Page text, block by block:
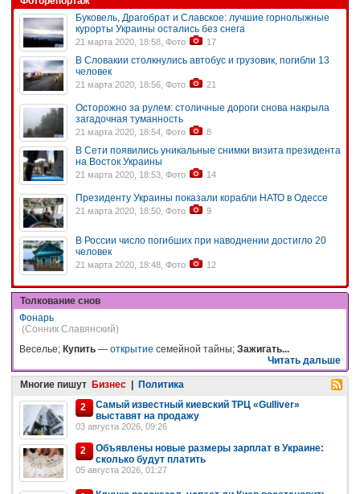
Буковель, Драгобрат и Славское: лучшие горнолыжные
курорты Украины остались без снега
21 марта 2020, 18:58, Фото 17
В Словакии столкнулись автобус и грузовик, погибли 13
человек
21 марта 2020, 18:56, Фото 21
Осторожно за рулем: столичные дороги снова накрыла
загадочная туманность
21 марта 2020, 18:54, Фото 8
В Сети появились уникальные снимки визита президента
на Восток Украины
21 марта 2020, 18:53, Фото 14
Президенту Украины показали корабли НАТО в Одессе
21 марта 2020, 18:50, Фото 9
В России число погибших при наводнении достигло 20
человек
21 марта 2020, 18:48, Фото 12
Толкование снов
Фонарь
(Сонник Славянский)
Веселье; Купить — открытие семейной тайны; Зажигать...
Читать дальше
Многие пишут Бизнес
Политика
2
Самый известный киевский ТРЦ «Gulliver»
выставят на продажу
03 августа 2026, 09:26
2
Объявлены новые размеры зарплат в Украине:
сколько будут платить
05 августа 2026, 01:27